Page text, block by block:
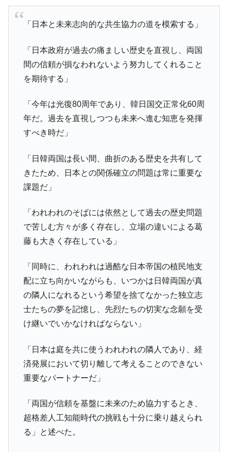
い「50.5％」に上昇
『Money1』
韓国大統領府ボンクラ政策室長が告発され
『Money1』
韓国･警察職員が「丸刈りになって抗議活
動」
国の過剰生産が世界を蝕む。
『Money1』
韓国製造業「半導体絶好調」のウラで他業
種は全般的「不調」⇒ PSIが示す現況は決して良くない。
ン』1人当たり賠償10万ウォンを認定 ⇒ 総額3兆7,000億
『Money1』 韓国で猛暑。南東部では干ばつ
『Money1』
『Money1』
【対日本円】ウォン安が急進！ 日米の協調
に韓国がいっちょがみしたのでは。
1.9倍！
在韓米国大使スティールが着韓！⇒ さっそ
く空港に詰めかけ「出て行け！」「極右勢力」のプラカー
ドを掲げる「在韓反米勢力」
『Money1』
韓国政府「2035年までに18.4GW規模のAIデ
『Money1』
JPモルガン「韓国レバレッジETFの清算は
ほぼ終わった」
『Money1』
韓国『国民年金公団』株価暴落で200兆蒸
韓国政府「ニセＫ-ブランドを通報しようキ
ャンペーン」⇒ あの名物教授も登場！
「日本と未来志向的な共生協力の道を模索する」
「日本政府が過去の痛ましい歴史を直視し、両国
間の信頼が損なわれないよう努力してくれること
を期待する」
「今年は光復80周年であり、韓日国交正常化60周
年だ。過去を直視しつつも未来へ進む知恵を発揮
すべき時だ」
「日韓両国は長い間、曲折のある歴史を共有して
きたため、日本との関係確立の問題は常に重要な
課題だ」
「われわれのそばには依然として過去の歴史問題
で苦しむ方々が多く存在し、立場の違いによる葛
藤も大きく存在している」
「同時に、われわれは過酷な日本帝国の植民地支
配に立ち向かいながらも、いつかは日韓両国が真
の隣人になれるという希望を捨てなかった独立志
士たちの夢を記憶し、先烈たちの切実な念願を受
け継いでいかなければならない」
「日本は庭を共に使うわれわれの隣人であり、経
済発展において切り離して考えることのできない
重要なパートナーだ」
「両国が信頼を基盤に未来のため協力するとき、
超格差人工知能時代の挑戦も十分に乗り越えられ
る」と述べた。